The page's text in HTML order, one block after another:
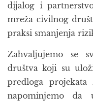
dijalog i
mreža civilnog
praksi smanjenja
Zahvaljujemo se
društva koji su
predloga
napominjemo da